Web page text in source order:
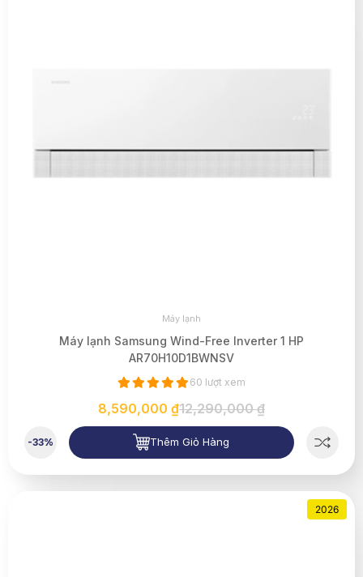
Máy lạnh
Máy lạnh Samsung Wind-Free Inverter 1 HP
AR70H10D1BWNSV
60 lượt xem
8,590,000 ₫12,290,000 ₫
-33% Thêm Giỏ Hàng
2026